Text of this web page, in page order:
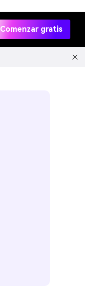
Comenzar gratis